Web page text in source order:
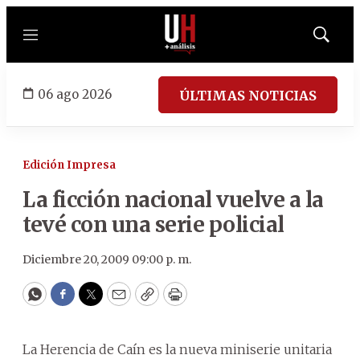
Menú
Mostrar
06 ago 2026 ÚLTIMAS NOTICIAS
Edición Impresa
La ficción nacional vuelve a la
tevé con una serie policial
Diciembre 20, 2009 09:00 p. m.
WhatsApp
Facebook
Twitter
EmailCopyPrint
La Herencia de Caín es la nueva miniserie unitaria